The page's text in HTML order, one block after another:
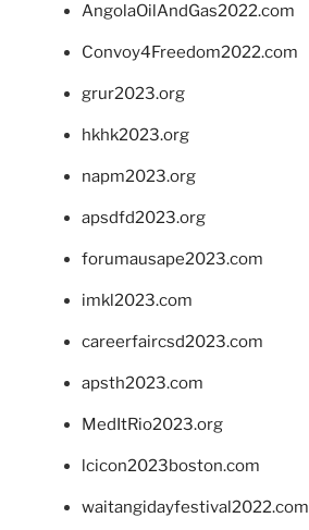
AngolaOilAndGas2022.com
Convoy4Freedom2022.com
grur2023.org
hkhk2023.org
napm2023.org
apsdfd2023.org
forumausape2023.com
imkl2023.com
careerfaircsd2023.com
apsth2023.com
MedItRio2023.org
lcicon2023boston.com
waitangidayfestival2022.com